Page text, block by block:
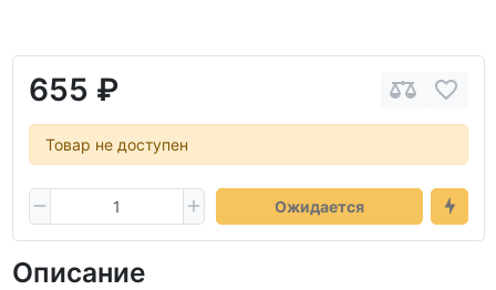
655 ₽
Товар не доступен
Ожидается
Описание